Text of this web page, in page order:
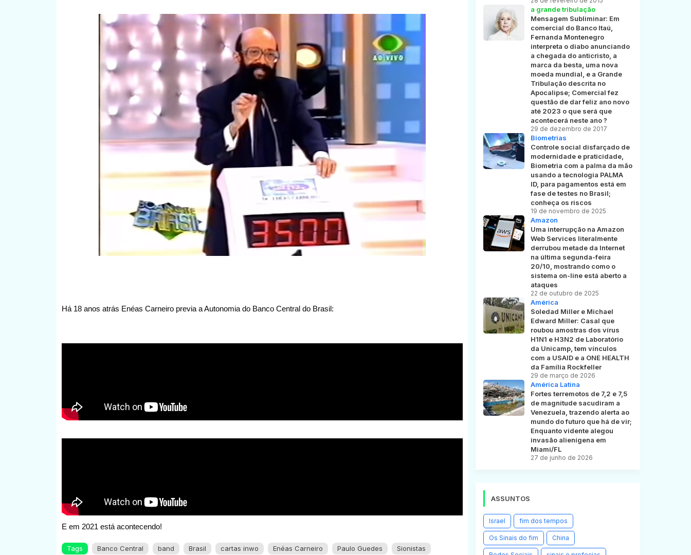
Há 18 anos atrás Enéas Carneiro previa a Autonomia do Banco Central do Brasil:
E em 2021 está acontecendo!
Tags Banco Central band Brasil cartas inwo Enéas Carneiro Paulo Guedes Sionistas
a grande tribulação
Mensagem Subliminar: Em
comercial do Banco Itaú,
Fernanda Montenegro
interpreta o diabo anunciando
a chegada do anticristo, a
marca da besta, uma nova
moeda mundial, e a Grande
Tribulação descrita no
Apocalipse; Comercial fez
questão de dar feliz ano novo
até 2023 o que será que
acontecerá neste ano ?
29 de dezembro de 2017
Biometrias
Controle social disfarçado de
modernidade e praticidade,
Biometria com a palma da mão
usando a tecnologia PALMA
ID, para pagamentos está em
fase de testes no Brasil;
conheça os riscos
19 de novembro de 2025
Amazon
Uma interrupção na Amazon
Web Services literalmente
derrubou metade da Internet
na última segunda-feira
20/10, mostrando como o
sistema on-line está aberto a
ataques
22 de outubro de 2025
América
Soledad Miller e Michael
Edward Miller: Casal que
roubou amostras dos vírus
H1N1 e H3N2 de Laboratório
da Unicamp, tem vínculos
com a USAID e a ONE HEALTH
da Família Rockfeller
29 de março de 2026
América Latina
Fortes terremotos de 7,2 e 7,5
de magnitude sacudiram a
Venezuela, trazendo alerta ao
mundo do futuro que há de vir;
Enquanto vidente alegou
invasão alienígena em
Miami/FL
27 de junho de 2026
ASSUNTOS
Israel fim dos tempos
Os Sinais do fim China